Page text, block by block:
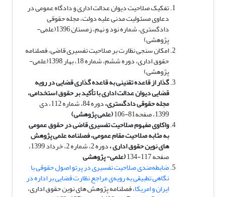
تفکیک صلاحیت دیوان عدالت اداری و دادگاه عمومی در
دعاوی مسئولیت مدنی علیه دولت، مجله حقوقی
دادگستری، شماره نود و نهم، زمستان 1396(علمی-
پژوهشی)
امکان سنجی نظارت بر صلاحیت تفسیری قاضی، فصلنامه
حقوق اداری، دوره ششم، شماره 18، بهار 1398(علمی-
پژوهشی)
گذار از قاعده تقنینی به قاعده گذاری قضایی در رویه
قضایی دیوان عدالت اداری با تأکید بر حقوق استخدامی،
مجله حقوقی دادگستری، دوره 84، شماره 112، دی
1399، صفحه81-106 (علمی پژوهشی)
واکاوی مفهوم صلاحیت تفسیری قاضی در حقوق عمومی
به مثابه صلاحیت مقام عمومی، فصلنامه علمی پژوهش
های نوین حقوق اداری ، دوره 2، شماره 2، خرداد 1399،
صفحه 117-134 (علمی- پژوهشی
ضابطه‌مندی صلاحیت تفسیری در پرتو اصول حقوقی با
نگاهی تطبیقی به رویه‌ی مراجع نظارت قضایی بر اداره در
ایران و امریکا، فصلنامه پژوهش های نوین حقوق اداری،